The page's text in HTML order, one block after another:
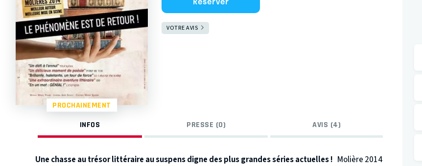
PROCHAINEMENT
VOTRE AVIS
INFOS PRESSE (0) AVIS (4)
Une chasse au trésor littéraire au suspens digne des plus grandes séries actuelles ! Molière 2014